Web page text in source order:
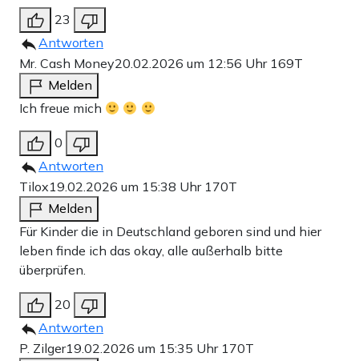
23
Antworten
Mr. Cash Money20.02.2026 um 12:56 Uhr 169T
Melden
Ich freue mich
0
Antworten
Tilox19.02.2026 um 15:38 Uhr 170T
Melden
Für Kinder die in Deutschland geboren sind und hier
leben finde ich das okay, alle außerhalb bitte
überprüfen.
20
Antworten
P. Zilger19.02.2026 um 15:35 Uhr 170T